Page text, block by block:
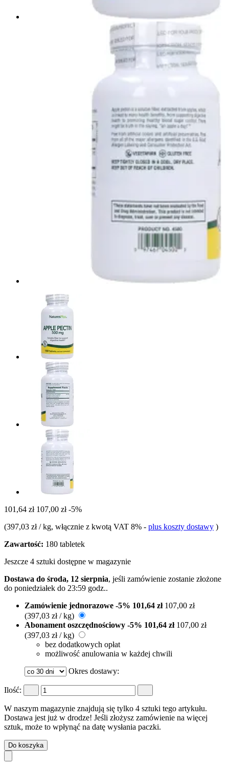
101,64 zł 107,00 zł -5%
(397,03 zł / kg, włącznie z kwotą VAT 8% - plus koszty dostawy )
Zawartość: 180 tabletek
Jeszcze 4 sztuki dostępne w magazynie
Dostawa do środa, 12 sierpnia, jeśli zamówienie zostanie złożone
do poniedziałek do 23:59 godz..
Zamówienie jednorazowe -5% 101,64 zł 107,00 zł
(397,03 zł / kg)
Abonament oszczędnościowy -5% 101,64 zł 107,00 zł
(397,03 zł / kg)
bez dodatkowych opłat
możliwość anulowania w każdej chwili
Okres dostawy:
Ilość:
W naszym magazynie znajdują się tylko 4 sztuki tego artykułu.
Dostawa jest już w drodze! Jeśli złożysz zamówienie na więcej
sztuk, może to wpłynąć na datę wysłania paczki.
Do koszyka